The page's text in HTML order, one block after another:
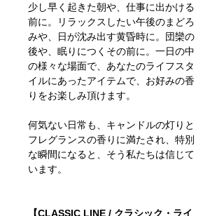
少し早く起きた朝や、仕事に出かける
前に。リラックスしたい午後のまどろ
みや、日が沈み出す黄昏時に。団欒の
後や、眠りにつくその前に。一日の中
の様々な場面で、あなたのライフスタ
イルにあったアイテムで、お好みの香
りをお楽しみ頂けます。
何気ない日常も、キャンドルの灯りと
フレグランスの香りに満たされ、特別
な瞬間になると、そう私たちは信じて
います。
【CLASSIC LINE / クラシック・ライ